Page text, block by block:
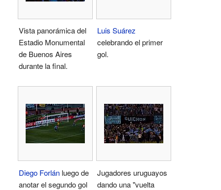
Vista panorámica del
Estadio Monumental
de Buenos Aires
durante la final.
Luis Suárez
celebrando el primer
gol.
Diego Forlán luego de
anotar el segundo gol
Jugadores uruguayos
dando una "vuelta